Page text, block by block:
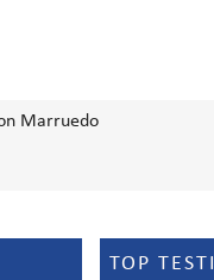
Marruedo
TOP TESTI